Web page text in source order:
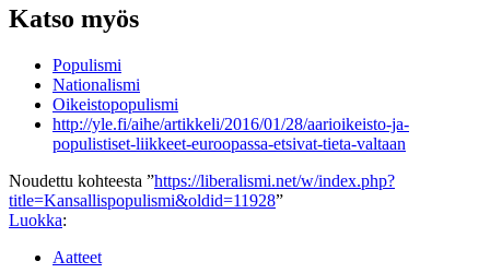
Katso myös
Populismi
Nationalismi
Oikeistopopulismi
http://yle.fi/aihe/artikkeli/2016/01/28/aarioikeisto-ja-
populistiset-liikkeet-euroopassa-etsivat-tieta-valtaan
Noudettu kohteesta ”https://liberalismi.net/w/index.php?
title=Kansallispopulismi&oldid=11928”
Luokka:
Aatteet